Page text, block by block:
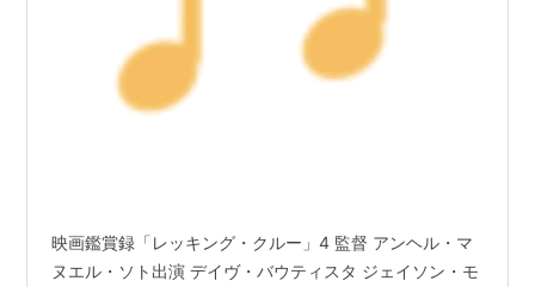
映画鑑賞録「レッキング・クルー」4 監督 アンヘル・マ
ヌエル・ソト出演 デイヴ・バウティスタ ジェイソン・モ